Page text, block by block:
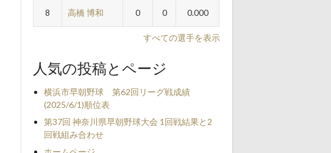
8 高橋 博和 0 0 0.000
すべての選手を表示
人気の投稿とページ
横浜市早朝野球 第62回リーグ戦成績
(2025/6/1)順位表
第37回 神奈川県早朝野球大会 1回戦結果と2
回戦組み合わせ